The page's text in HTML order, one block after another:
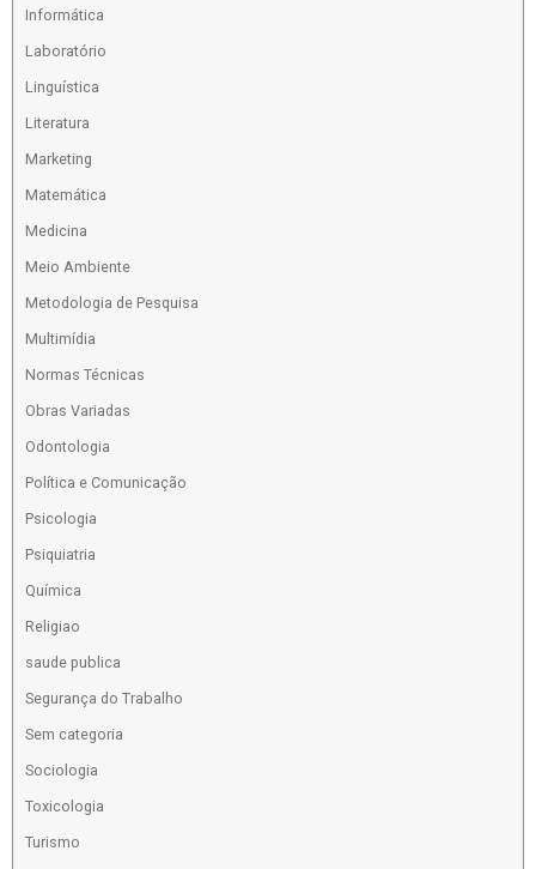
Informática
Laboratório
Linguística
Literatura
Marketing
Matemática
Medicina
Meio Ambiente
Metodologia de Pesquisa
Multimídia
Normas Técnicas
Obras Variadas
Odontologia
Política e Comunicação
Psicologia
Psiquiatria
Química
Religiao
saude publica
Segurança do Trabalho
Sem categoria
Sociologia
Toxicologia
Turismo